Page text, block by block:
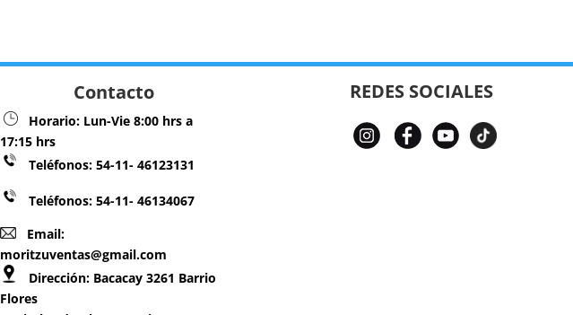
Contacto
Horario: Lun-Vie 8:00 hrs a
17:15 hrs
Teléfonos:54-11- 46123131
Teléfonos: 54-11- 46134067
Email:
moritzuventas@gmail.com
Dirección: Bacacay 3261 Barrio
Flores
REDES SOCIALES